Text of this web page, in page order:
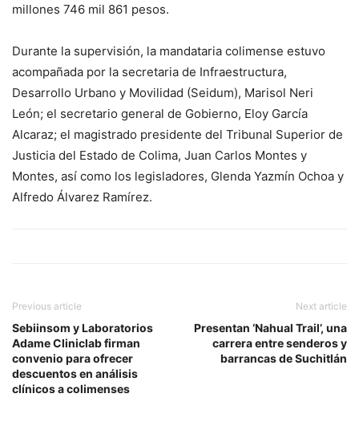
millones 746 mil 861 pesos.
Durante la supervisión, la mandataria colimense estuvo
acompañada por la secretaria de Infraestructura,
Desarrollo Urbano y Movilidad (Seidum), Marisol Neri
León; el secretario general de Gobierno, Eloy García
Alcaraz; el magistrado presidente del Tribunal Superior de
Justicia del Estado de Colima, Juan Carlos Montes y
Montes, así como los legisladores, Glenda Yazmín Ochoa y
Alfredo Álvarez Ramírez.
Previous article
Sebiinsom y Laboratorios
Adame Cliniclab firman
convenio para ofrecer
descuentos en análisis
clínicos a colimenses
Next article
Presentan ‘Nahual Trail’, una
carrera entre senderos y
barrancas de Suchitlán